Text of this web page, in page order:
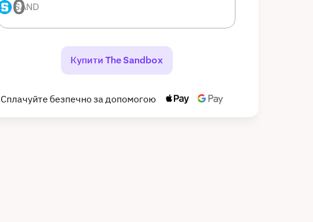
SAND SAND
Купити The Sandbox
Сплачуйте безпечно за допомогою